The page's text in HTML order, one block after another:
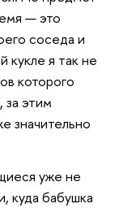
— это
соседа и
кукле я так не
которого
этим
значительно
уже не
куда бабушка